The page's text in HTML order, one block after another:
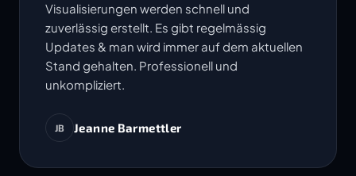
Visualisierungen werden schnell und
zuverlässig erstellt. Es gibt regelmässig
Updates & man wird immer auf dem aktuellen
Stand gehalten. Professionell und
unkompliziert.
JB Jeanne Barmettler